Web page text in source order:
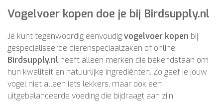
Vogelvoer kopen doe je bij Birdsupply.nl
Je kunt tegenwoordig eenvoudigvogelvoer kopen bij
gespecialiseerde dierenspeciaalzaken of online.
Birdsupply.nl heeft alleen merken die bekendstaan om
hun kwaliteit en natuurlijke ingrediënten. Zo geef je jouw
vogel niet alleen iets lekkers, maar ook een
uitgebalanceerde voeding die bijdraagt aan zijn